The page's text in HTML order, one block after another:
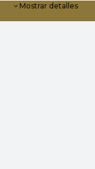
Mostrar detalles